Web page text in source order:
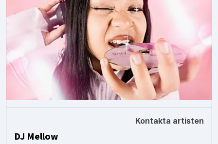
Kontakta artisten
DJ Mellow